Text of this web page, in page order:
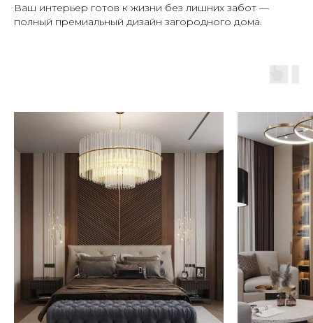
Ваш интерьер готов к жизни без лишних забот —
полный премиальный дизайн загородного дома.